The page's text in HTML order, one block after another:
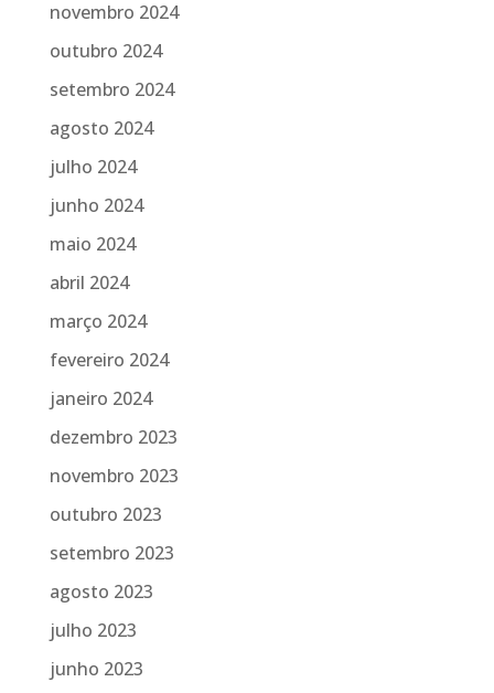
novembro 2024
outubro 2024
setembro 2024
agosto 2024
julho 2024
junho 2024
maio 2024
abril 2024
março 2024
fevereiro 2024
janeiro 2024
dezembro 2023
novembro 2023
outubro 2023
setembro 2023
agosto 2023
julho 2023
junho 2023